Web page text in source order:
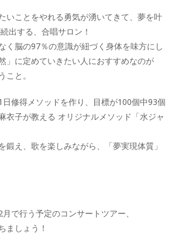
いことをやれる勇気が湧いてきて、夢を叶
出する、合唱サロン！
く脳の97％の意識が紐づく身体を味方にし
」に定めていきたい人におすすめなのが
こと。
修得メソッドを作り、目標が100個中93個
衣子が教える オリジナルメソッド「水ジャ
鍛え、歌を楽しみながら、「夢実現体質」
で行う予定のコンサートツアー、
ましょう！